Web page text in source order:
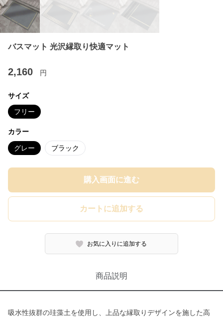
バスマット 光沢縁取り快適マット
2,160 円
サイズ
フリー
カラー
グレー ブラック
購入画面に進む
カートに追加する
お気に入りに追加する
商品説明
吸水性抜群の珪藻土を使用し、上品な縁取りデザインを施した高